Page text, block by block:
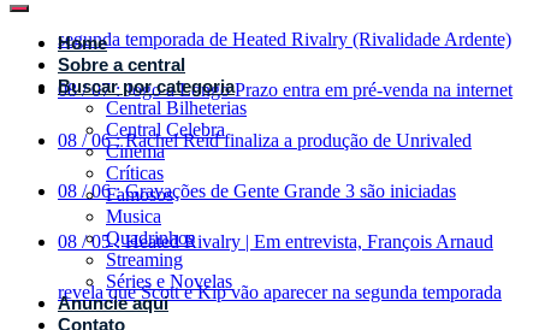
segunda temporada de Heated Rivalry (Rivalidade Ardente)
08 / 07 : Jogo a Longo Prazo entra em pré-venda na internet
08 / 06 : Rachel Reid finaliza a produção de Unrivaled
08 / 06 : Gravações de Gente Grande 3 são iniciadas
08 / 05 : Heated Rivalry | Em entrevista, François Arnaud
revela que Scott e Kip vão aparecer na segunda temporada
Home
Sobre a central
Buscar por categoria
Central Bilheterias
Central Celebra
Cinema
Críticas
Famosos
Musica
Quadrinhos
Streaming
Séries e Novelas
Anuncie aqui
Contato